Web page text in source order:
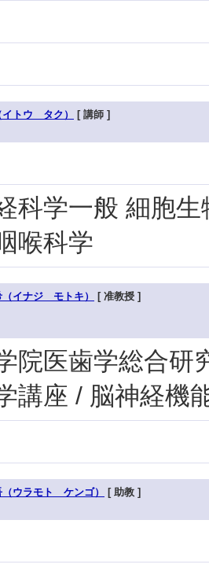
トウ タク） [ 講師 ]
科学一般 細胞
喉科学
イナジ モトキ） [ 准教授 ]
院医歯学総合研
講座 / 脳神経機
ウラモト ケンゴ） [ 助教 ]